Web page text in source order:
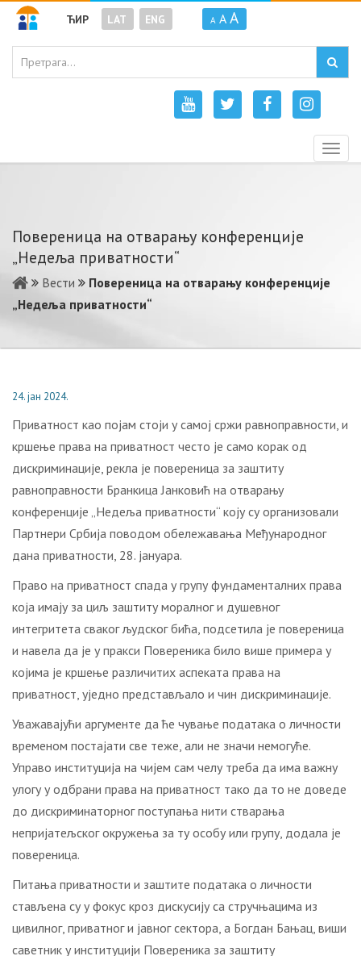
ЋИР LAT ENG A A A
Повереница на отварању конференције
„Недеља приватности“
Вести
Повереница на отварању конференције
„Недеља приватности“
24. јан 2024.
Приватност као појам стоји у самој сржи равноправности, и
кршење права на приватност често је само корак од
дискриминације, рекла је повереница за заштиту
равноправности Бранкица Јанковић на отварању
конференције „Недеља приватности“ коју су организовали
Партнери Србија поводом обележавања Међународног
дана приватности, 28. јануара.
Право на приватност спада у групу фундаменталних права
која имају за циљ заштиту моралног и душевног
интегритета сваког људског бића, подсетила је повереница
и навела да је у пракси Повереника било више примера у
којима је кршење различитих аспеката права на
приватност, уједно представљало и чин дискриминације.
Уважавајући аргументе да ће чување података о личности
временом постајати све теже, али не значи немогуће.
Управо институција на чијем сам челу треба да има важну
улогу у одбрани права на приватност тако да то не доведе
до дискриминаторног поступања нити стварања
непријатељског окружења за ту особу или групу, додала је
повереница.
Питања приватности и заштите података о личности
стављена су у фокус кроз дискусију са стручњацима из
цивилног, приватног и јавног сектора, а Богдан Бањац, виши
саветник у институцији Повереника за заштиту